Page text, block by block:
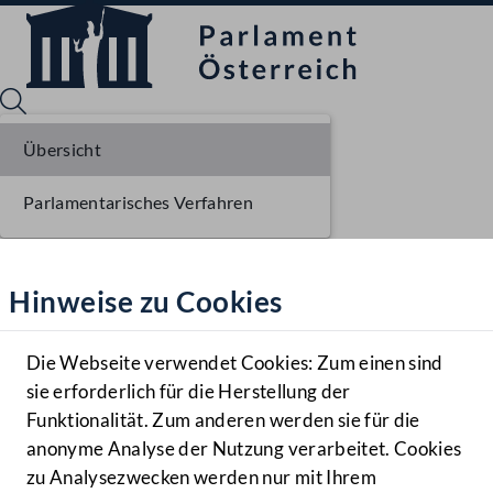
Hilfe
Benutzer
Navigationsmenü öffnen
MENÜ
Hinweise zu Cookies
Die Webseite verwendet Cookies: Zum einen sind
sie erforderlich für die Herstellung der
Funktionalität. Zum anderen werden sie für die
anonyme Analyse der Nutzung verarbeitet. Cookies
zu Analysezwecken werden nur mit Ihrem
Übersicht
Parlamentarisches Verfahren